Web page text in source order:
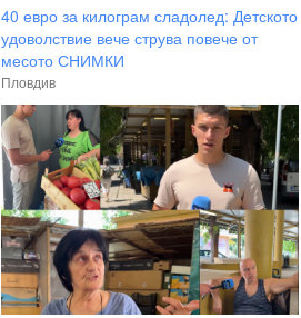
40 евро за килограм сладолед: Детското
удоволствие вече струва повече от
месото СНИМКИ
Пловдив